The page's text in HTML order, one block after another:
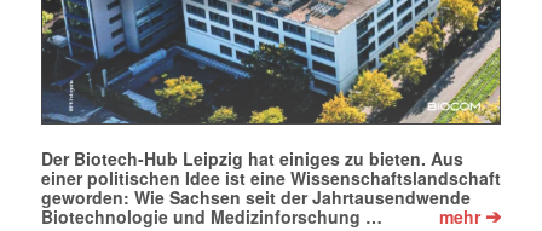
Der Biotech-Hub Leipzig hat einiges zu bieten. Aus
einer politischen Idee ist eine Wissenschaftslandschaft
geworden: Wie Sachsen seit der Jahrtausendwende
Biotechnologie und Medizinforschung …
mehr➔